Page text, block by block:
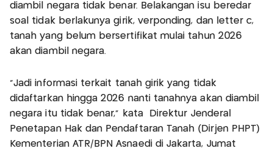
diambil negara tidak benar. Belakangan isu beredar
soal tidak berlakunya girik, verponding, dan letter c,
tanah yang belum bersertifikat mulai tahun 2026
akan diambil negara.
"Jadi informasi terkait tanah girik yang tidak
didaftarkan hingga 2026 nanti tanahnya akan diambil
negara itu tidak benar," kata Direktur Jenderal
Penetapan Hak dan Pendaftaran Tanah (Dirjen PHPT)
Kementerian ATR/BPN Asnaedi di Jakarta, Jumat